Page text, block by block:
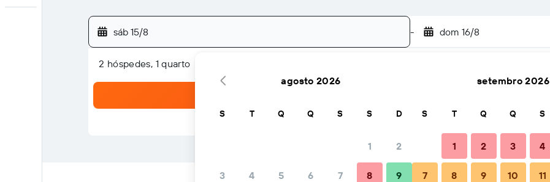
sáb 15/8 - dom 16/8
2 hóspedes, 1 quarto
agosto 2026
S T Q Q S S D
1 2
3 4 5 6 7 8 9
setembro 2026
S T Q Q S
1 2 3 4
7 8 9 10 11